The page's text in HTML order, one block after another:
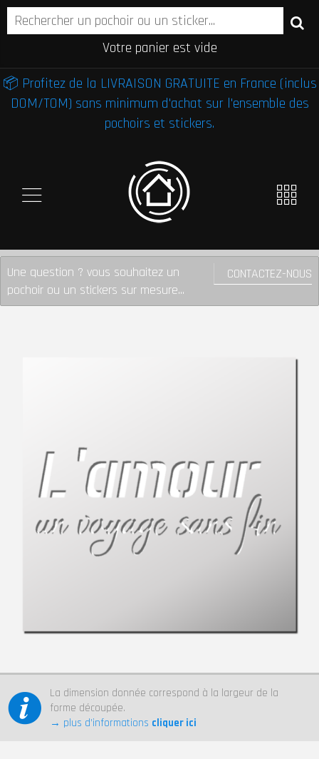
Votre panier est vide
📦 Profitez de la LIVRAISON GRATUITE en France (inclus
DOM/TOM) sans minimum d'achat sur l'ensemble des
pochoirs et stickers.
CONTACTEZ-NOUS
Une question ? vous souhaitez un
pochoir ou un stickers sur mesure...
La dimension donnée correspond à la largeur de la
forme découpée.
→ plus d’informations cliquer ici